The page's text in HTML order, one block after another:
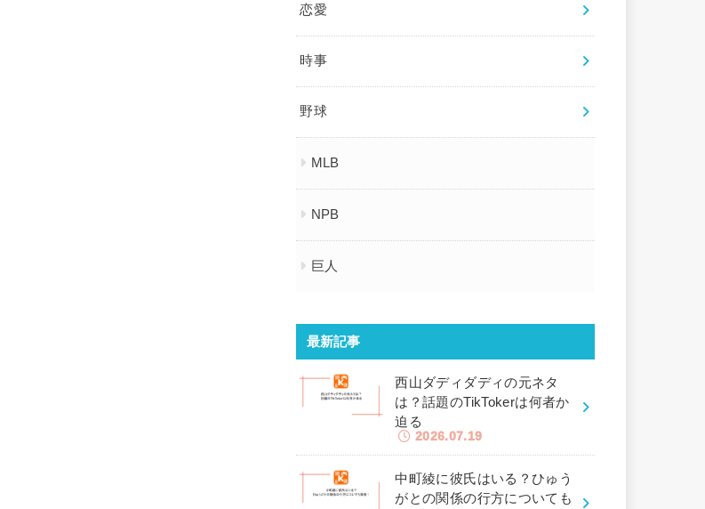
恋愛
時事
野球
MLB
NPB
巨人
最新記事
西山ダディダディの元ネタ
は？話題のTikTokerは何者か
迫る
2026.07.19
中町綾に彼氏はいる？ひゅう
がとの関係の行方についても